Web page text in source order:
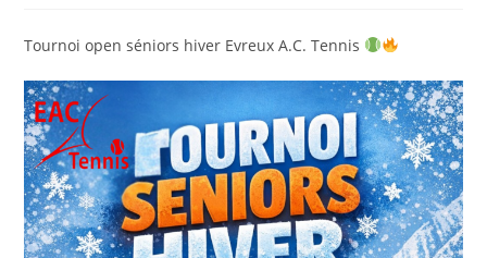
publication :
Tournoi open séniors hiver Evreux A.C. Tennis